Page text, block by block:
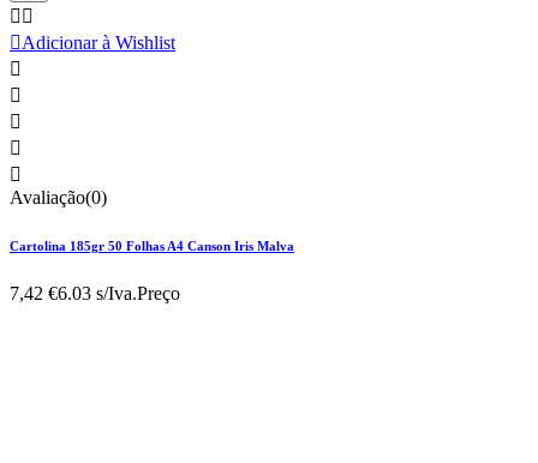
 
Adicionar à Wishlist





Avaliação(0)
Cartolina 185gr 50 Folhas A4 Canson Iris Malva
7,42 €6.03 s/Iva.Preço